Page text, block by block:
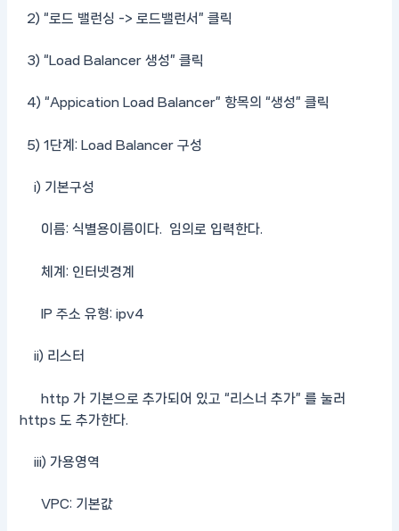
2) “로드 밸런싱 -> 로드밸런서” 클릭
3) “Load Balancer 생성” 클릭
4) “Appication Load Balancer” 항목의 “생성” 클릭
5) 1단계: Load Balancer 구성
i) 기본구성
이름: 식별용이름이다. 임의로 입력한다.
체계: 인터넷경계
IP 주소 유형: ipv4
ii) 리스터
http 가 기본으로 추가되어 있고 “리스너 추가” 를 눌러
https 도 추가한다.
iii) 가용영역
VPC: 기본값